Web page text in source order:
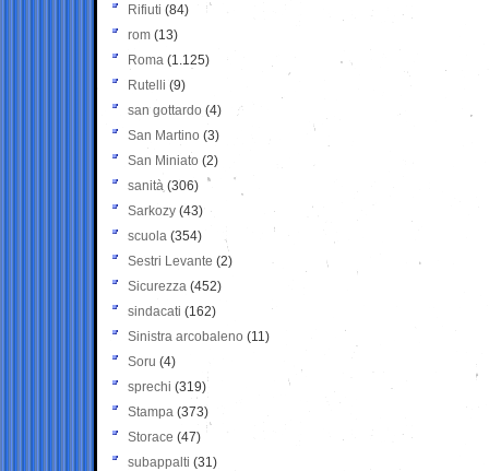
Rifiuti (84)
rom (13)
Roma (1.125)
Rutelli (9)
san gottardo (4)
San Martino (3)
San Miniato (2)
sanità (306)
Sarkozy (43)
scuola (354)
Sestri Levante (2)
Sicurezza (452)
sindacati (162)
Sinistra arcobaleno (11)
Soru (4)
sprechi (319)
Stampa (373)
Storace (47)
subappalti (31)